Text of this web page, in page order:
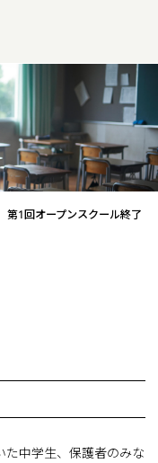
第1回オープンスクール終了
中学生、保護者のみな